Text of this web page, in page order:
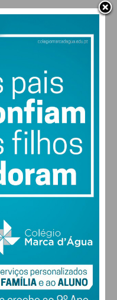
vento: 1m/s SO
MAX 18 • MIN 18
27°
DOM
29
SEG
EM PAÇOS DE